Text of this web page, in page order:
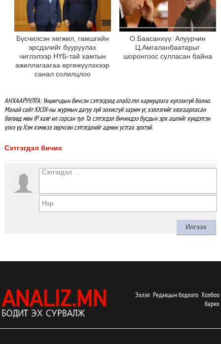
Бүсчилсэн хөгжил, гамшгийн
эрсдэлийг бууруулах
чиглэлээр НҮБ-тай хамтын
ажиллагаагаа өргөжүүлэхээр
санал солилцлоо
О.Баасанхүү: Алуурчин
Ц.Амгаланбаатарыг
шоронгоос сулласан байна
АНХААРУУЛГА: Уншигчдын бичсэн сэтгэгдэлд analiz.mn хариуцлага хүлээхгүй болно.
Манай сайт ХХЗХ-ны журмын дагуу зүй зохисгүй зарим үг, хэллэгийг хязгаарласан
бөгөөд мөн IP хаяг ил гарсан тул Та сэтгэгдэл бичихдээ бусдын эрх ашгийг хүндэтгэн
үзнэ үү. Хэм хэмжээ зөрчсөн сэтгэгдлийг админ устгах эрхтэй.
Сэтгэгдэл бичих
Эхлэл Редакцын бодлого Холбоо
барих